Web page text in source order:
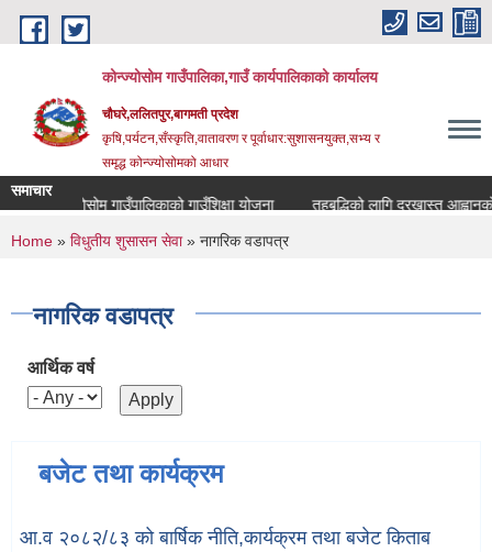
Skip to main content
कोन्ज्योसोम गाउँपालिका,गाउँ कार्यपालिकाको कार्यालय
चौघरे,ललितपुर,बागमती प्रदेश
कृषि,पर्यटन,सँस्कृति,वातावरण र पूर्वाधार:सुशासनयुक्त,सभ्य र
समृद्ध कोन्ज्योसोमको आधार
समाचार
कोन्ज्योसोम गाउँपालिकाको गाउँशिक्षा योजना
तहबृद्धिको लागि दरखास्त
You are here
Home » विधुतीय शुसासन सेवा» नागरिक वडापत्र
नागरिक वडापत्र
आर्थिक वर्ष
बजेट तथा कार्यक्रम
आ.व २०८२/८३ को बार्षिक नीति,कार्यक्रम तथा बजेट किताब